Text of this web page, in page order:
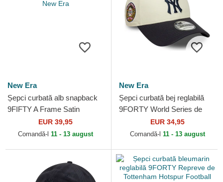
New Era
Șepci curbată alb snapback
9FIFTY A Frame Satin
Pinstripe de Chicago White
Sox MLB de New Era
EUR 39,95
Comandă-l 11 - 13 august
New Era
Șepci curbată bej reglabilă
9FORTY World Series de
New York Yankees MLB de
New Era
EUR 34,95
Comandă-l 11 - 13 august